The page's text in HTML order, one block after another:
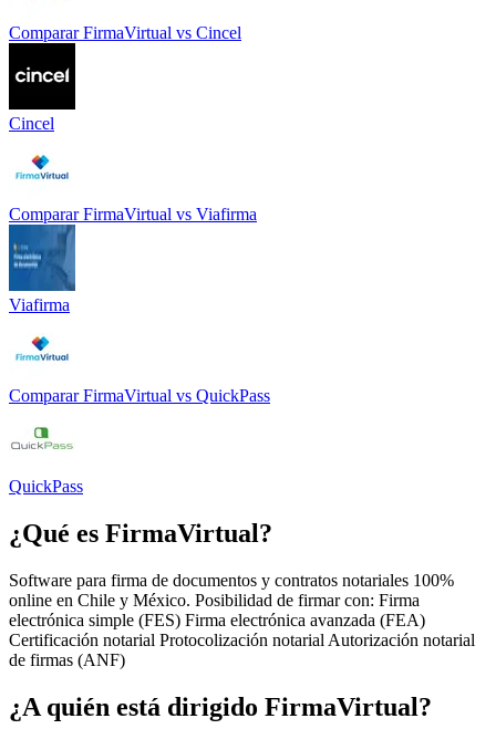
Comparar FirmaVirtual vs Cincel
Cincel
Comparar FirmaVirtual vs Viafirma
Viafirma
Comparar FirmaVirtual vs QuickPass
QuickPass
¿Qué es FirmaVirtual?
Software para firma de documentos y contratos notariales 100%
online en Chile y México. Posibilidad de firmar con: Firma
electrónica simple (FES) Firma electrónica avanzada (FEA)
Certificación notarial Protocolización notarial Autorización notarial
de firmas (ANF)
¿A quién está dirigido FirmaVirtual?